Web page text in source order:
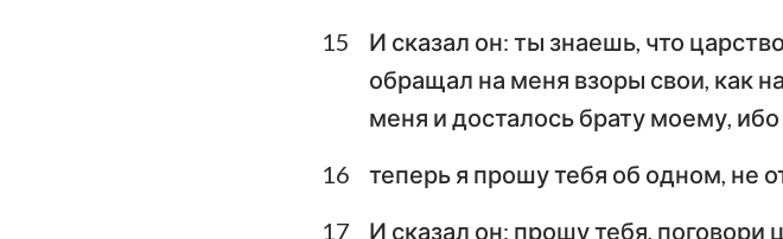
15
И сказал он: ты знаешь, что
обращал на меня взоры свои, как
меня и досталось брату моему,
16
теперь я прошу тебя об одном, не
17
И сказал он: прошу тебя,